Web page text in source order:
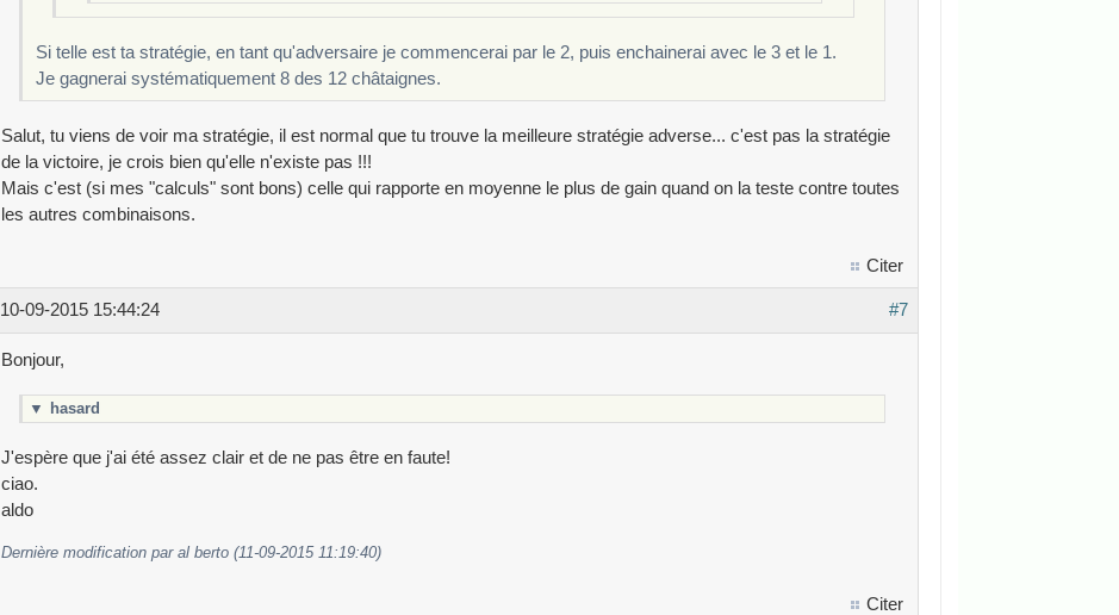
Si telle est ta stratégie, en tant qu'adversaire je commencerai par le 2, puis enchainerai avec le 3 et le 1.
Je gagnerai systématiquement 8 des 12 châtaignes.
Salut, tu viens de voir ma stratégie, il est normal que tu trouve la meilleure stratégie adverse... c'est pas la stratégie
de la victoire, je crois bien qu'elle n'existe pas !!!
Mais c'est (si mes "calculs" sont bons) celle qui rapporte en moyenne le plus de gain quand on la teste contre toutes
les autres combinaisons.
Citer
#7
10-09-2015 15:44:24
Bonjour,
▼ hasard
J'espère que j'ai été assez clair et de ne pas être en faute!
ciao.
aldo
Dernière modification par al berto (11-09-2015 11:19:40)
Citer